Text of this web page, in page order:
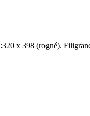
x 398 (rogné).